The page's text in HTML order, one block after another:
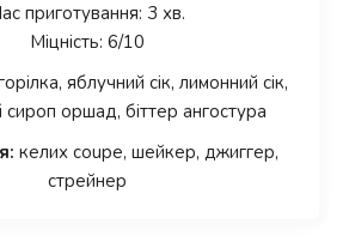
приготування: 3 хв.
Міцність: 6/10
яблучний сік, лимонний сік,
сироп оршад, біттер ангостура
келих coupe, шейкер, джиггер,
стрейнер